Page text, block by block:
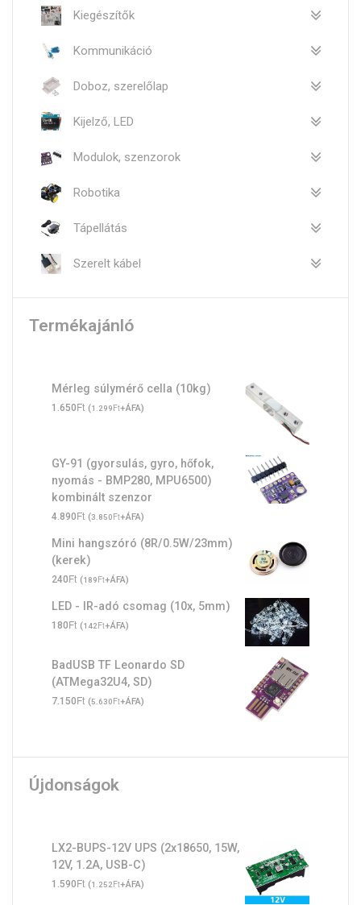
Kiegészítők
Kommunikáció
Doboz, szerelőlap
Kijelző, LED
Modulok, szenzorok
Robotika
Tápellátás
Szerelt kábel
Termékajánló
Mérleg súlymérő cella (10kg)
1.650Ft (1.299Ft+ÁFA)
GY-91 (gyorsulás, gyro, hőfok,
nyomás - BMP280, MPU6500)
kombinált szenzor
4.890Ft (3.850Ft+ÁFA)
Mini hangszóró (8R/0.5W/23mm)
(kerek)
240Ft (189Ft+ÁFA)
LED - IR-adó csomag (10x, 5mm)
180Ft (142Ft+ÁFA)
BadUSB TF Leonardo SD
(ATMega32U4, SD)
7.150Ft (5.630Ft+ÁFA)
Újdonságok
LX2-BUPS-12V UPS (2x18650, 15W,
12V, 1.2A, USB-C)
1.590Ft (1.252Ft+ÁFA)